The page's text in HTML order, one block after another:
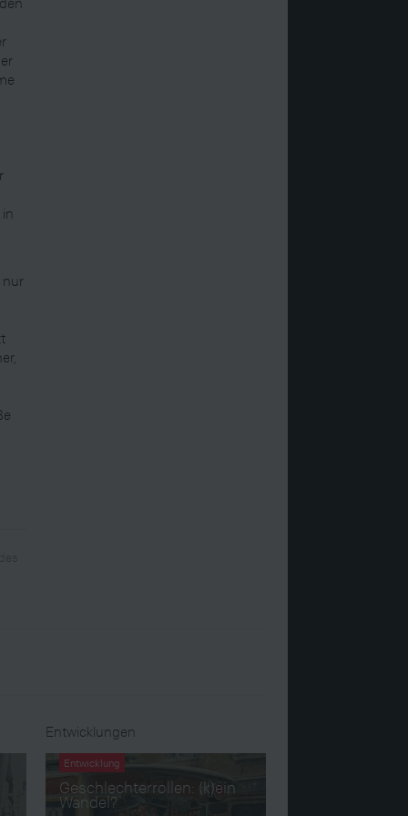
nur
Entwicklungen
Entwicklung
Geschlechterrollen: (k)ein
Wandel?